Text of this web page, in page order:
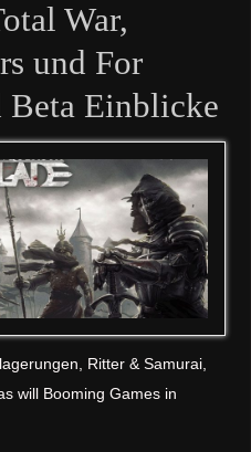
War,
und For
Beta Einblicke
Ritter & Samurai,
will Booming Games in